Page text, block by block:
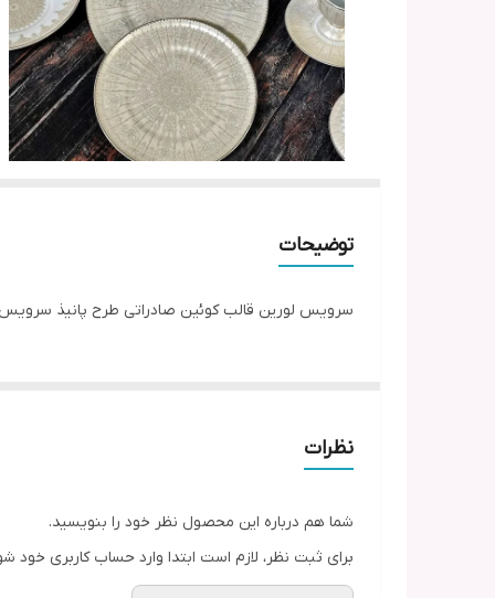
توضیحات
سرویس لورین قالب کوئین صادراتی طرح پانیذ سرویس ۹۹پارچه 12نفره کامل
نظرات
شما هم درباره این محصول نظر خود را بنویسید.
برای ثبت نظر، لازم است ابتدا وارد حساب کاربری خود